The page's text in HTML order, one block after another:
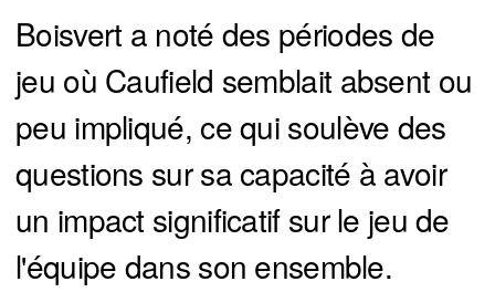
Boisvert a noté des périodes de
jeu où Caufield semblait absent ou
peu impliqué, ce qui soulève des
questions sur sa capacité à avoir
un impact significatif sur le jeu de
l'équipe dans son ensemble.